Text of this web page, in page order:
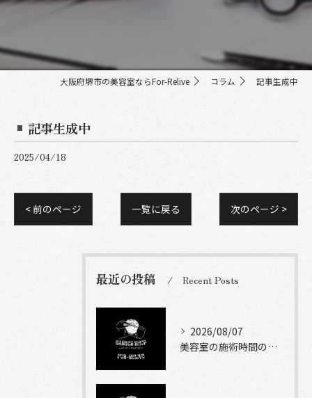
大阪府堺市の美容室ならFor-Relive コラム 記事生成中
記事生成中
2025/04/18
< 前のページ 一覧に戻る 次のページ >
最近の投稿 Recent Posts
2026/08/07
美容室の施術時間の目安とメニュー別に知っておきたい現実的な滞在時間ガイド